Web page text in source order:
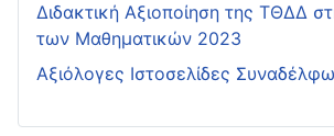
Διδακτική Αξιοποίηση της ΤΘΔΔ
των Μαθηματικών 2023
Αξιόλογες Ιστοσελίδες